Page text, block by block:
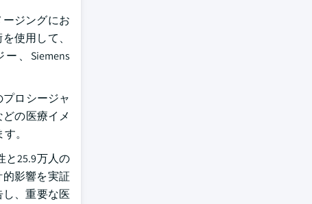
ジングにお
使用して、
、Siemens
プロシージャ
の医療イメ
。
と25.9万人の
影響を実証
、重要な医